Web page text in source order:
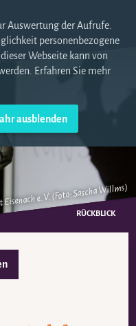
Auswertung der Aufrufe.
personenbezogene
Webseite kann von
Erfahren Sie mehr
e. V. (Foto: Sascha Willms)
RÜCKBLICK